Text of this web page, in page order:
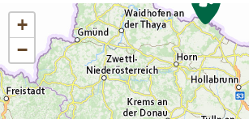
+
−